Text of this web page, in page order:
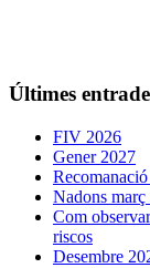
Últimes
FIV 2026
Gener 2027
Nadons març
Com
riscos
Desembre